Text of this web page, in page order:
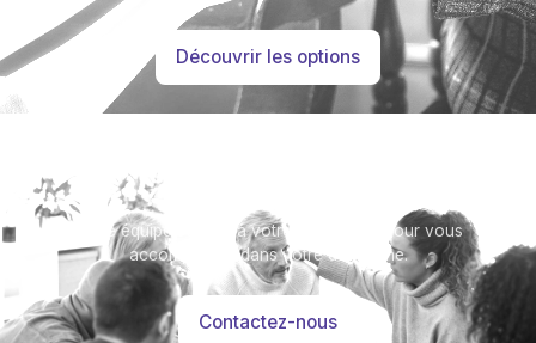
Découvrir les options
Notre équipe se tient à votre disposition pour vous
accompagner dans votre démarche.
Contactez-nous